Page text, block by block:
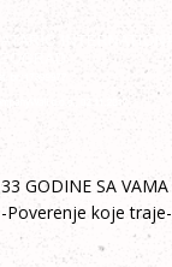
33 GODINE SA VAMA
-Poverenje koje traje-